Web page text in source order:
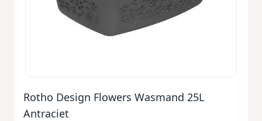
Rotho Design Flowers Wasmand 25L
Antraciet